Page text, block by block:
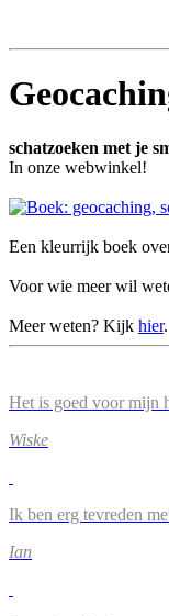
schatzoeken met je
In onze webwinkel!
Een kleurrijk boek
Voor wie meer wil
Meer weten? Kijk hier.
Het is goed voor mijn
Wiske
Ik ben erg tevreden
Ian